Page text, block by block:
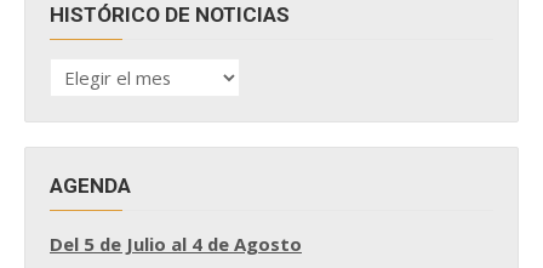
HISTÓRICO DE NOTICIAS
HISTÓRICO
DE
AGENDA
Del 5 de Julio al 4 de Agosto